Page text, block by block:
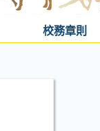
校務章則